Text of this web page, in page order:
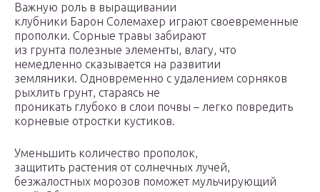
Важную роль в выращивании
клубники Барон Солемахер играют своевременные
прополки. Сорные травы забирают
из грунта полезные элементы, влагу, что
немедленно сказывается на развитии
земляники. Одновременно с удалением сорняков
рыхлить грунт, стараясь не
проникать глубоко в слои почвы – легко повредить
корневые отростки кустиков.
Уменьшить количество прополок,
защитить растения от солнечных лучей,
безжалостных морозов поможет мульчирующий